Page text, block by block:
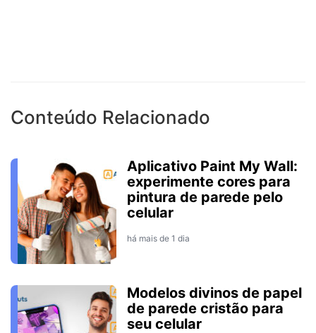
Conteúdo Relacionado
Aplicativo Paint My Wall:
experimente cores para
pintura de parede pelo
celular
há mais de 1 dia
Modelos divinos de papel
de parede cristão para
seu celular